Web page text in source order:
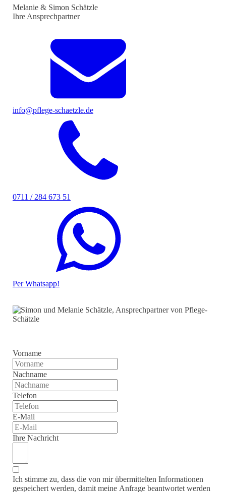
Melanie & Simon Schätzle
Ihre Ansprechpartner
info@pflege-schaetzle.de
0711 / 284 673 51
Per Whatsapp!
Vorname
Nachname
Telefon
E-Mail
Ihre Nachricht
Ich stimme zu, dass die von mir übermittelten Informationen
gespeichert werden, damit meine Anfrage beantwortet werden